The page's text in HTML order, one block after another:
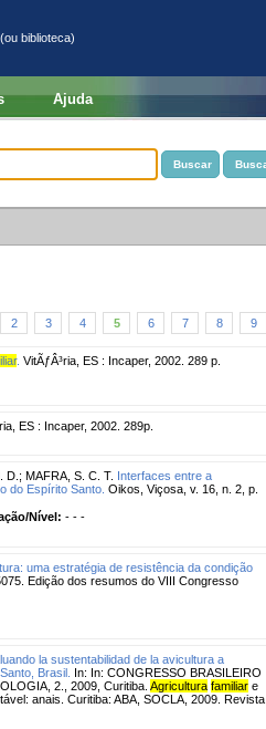
biblioteca)
Ajuda
2 3 4 5 6 7 8 9
. VitÃƒÂ³ria, ES : Incaper, 2002. 289 p.
ES : Incaper, 2002. 289p.
D. ; MAFRA, S. C. T. Interfaces entre a
do Espírito Santo. Oikos, Viçosa, v. 16, n. 2, p.
Nível: - - -
uma estratégia de resistência da condição
Edição dos resumos do VIII Congresso
la sustentabilidad de la avicultura a
Brasil. In: In: CONGRESSO BRASILEIRO
2., 2009, Curitiba. Agricultura familiar e
anais. Curitiba: ABA, SOCLA, 2009. Revista